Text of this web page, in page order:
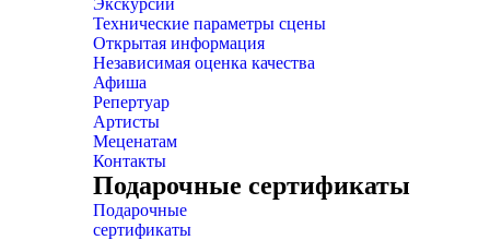
Экскурсии
Технические параметры сцены
Открытая информация
Независимая оценка качества
Афиша
Репертуар
Артисты
Меценатам
Контакты
Подарочные сертификаты
Подарочные
сертификаты